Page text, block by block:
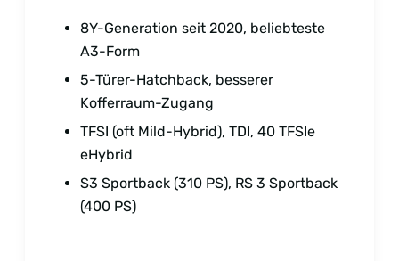
8Y-Generation seit 2020, beliebteste
A3-Form
5-Türer-Hatchback, besserer
Kofferraum-Zugang
TFSI (oft Mild-Hybrid), TDI, 40 TFSIe
eHybrid
S3 Sportback (310 PS), RS 3 Sportback
(400 PS)